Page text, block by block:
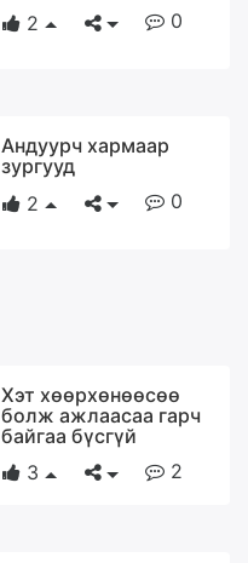
2
0
Андуурч хармаар
зургууд
2
0
Хэт хөөрхөнөөсөө
болж ажлаасаа гарч
байгаа бүсгүй
3
2